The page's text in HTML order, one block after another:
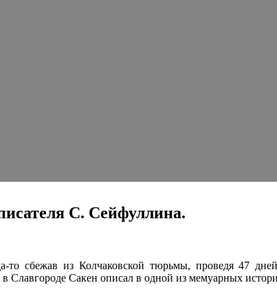
С. Сейфуллина.
то сбежав из Колчаковской тюрьмы, проведя 47
Сакен описал в одной из мемуарных